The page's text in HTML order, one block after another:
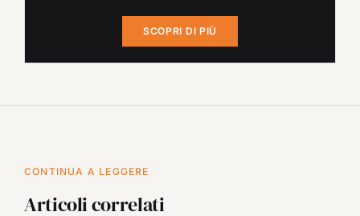
SCOPRI DI PIÙ
CONTINUA A LEGGERE
Articoli correlati